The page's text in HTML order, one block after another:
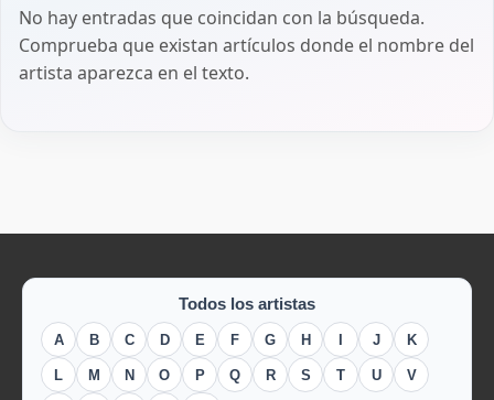
No hay entradas que coincidan con la búsqueda.
Comprueba que existan artículos donde el nombre del
artista aparezca en el texto.
Todos los artistas
A B C D E F G H I J K
L M N O P Q R S T U V